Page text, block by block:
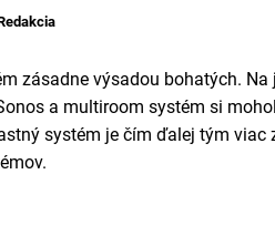
zásadne výsadou bohatých.
a multiroom systém si
systém je čím ďalej tým